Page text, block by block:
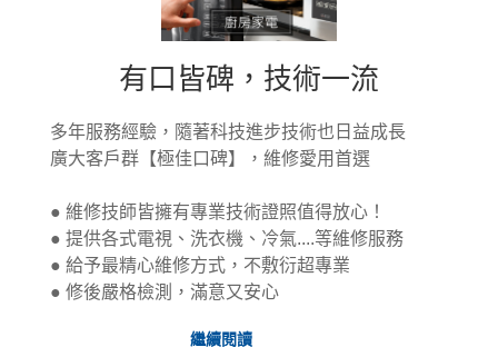
後
有
保
固,
有口皆碑，技術一流
多年服務經驗，隨著科技進步技術也日益成長
廣大客戶群【極佳口碑】，維修愛用首選
● 維修技師皆擁有專業技術證照值得放心！
● 提供各式電視、洗衣機、冷氣....等維修服務
● 給予最精心維修方式，不敷衍超專業
● 修後嚴格檢測，滿意又安心
前
繼續閱讀